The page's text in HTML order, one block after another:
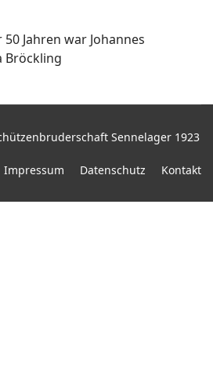
Jahren war Johannes
Bröckling
Sennelager 1923
Impressum
Datenschutz Kontakt